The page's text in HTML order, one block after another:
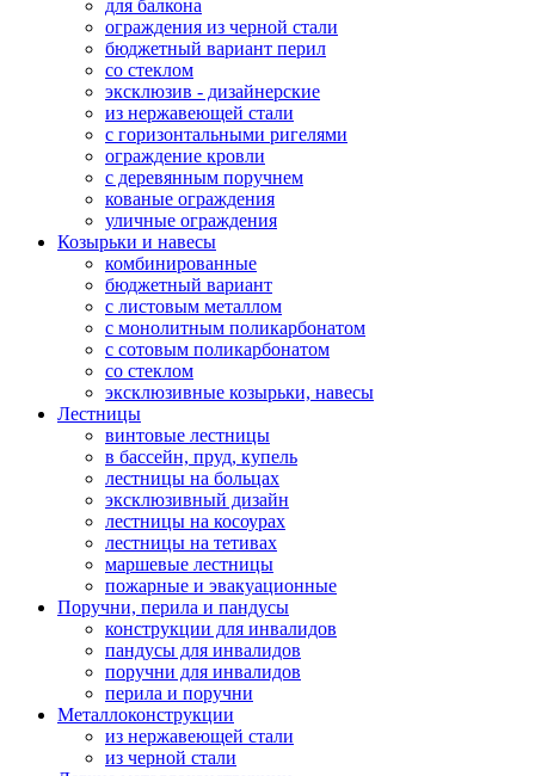
для балкона
ограждения из черной стали
бюджетный вариант перил
со стеклом
эксклюзив - дизайнерские
из нержавеющей стали
с горизонтальными ригелями
ограждение кровли
с деревянным поручнем
кованые ограждения
уличные ограждения
Козырьки и навесы
комбинированные
бюджетный вариант
с листовым металлом
с монолитным поликарбонатом
с сотовым поликарбонатом
со стеклом
эксклюзивные козырьки, навесы
Лестницы
винтовые лестницы
в бассейн, пруд, купель
лестницы на больцах
эксклюзивный дизайн
лестницы на косоурах
лестницы на тетивах
маршевые лестницы
пожарные и эвакуационные
Поручни, перила и пандусы
конструкции для инвалидов
пандусы для инвалидов
поручни для инвалидов
перила и поручни
Металлоконструкции
из нержавеющей стали
из черной стали